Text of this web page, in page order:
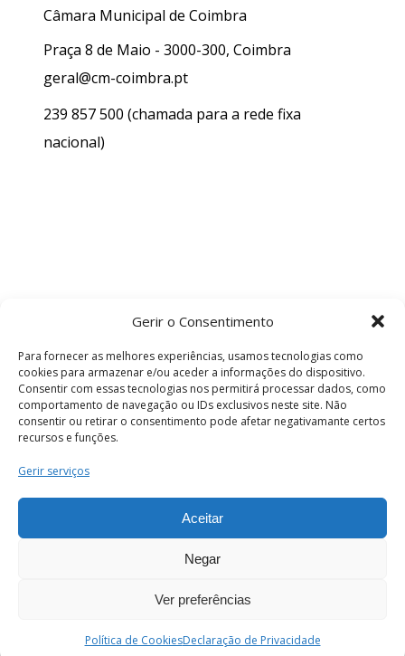
Gerir o Consentimento
Para fornecer as melhores experiências, usamos tecnologias como
cookies para armazenar e/ou aceder a informações do dispositivo.
Consentir com essas tecnologias nos permitirá processar dados, como
comportamento de navegação ou IDs exclusivos neste site. Não
consentir ou retirar o consentimento pode afetar negativamante certos
recursos e funções.
Gerir serviços
Aceitar
Negar
Ver preferências
Política de CookiesDeclaração de Privacidade
Câmara Municipal de Coimbra
Praça 8 de Maio - 3000-300, Coimbra
geral@cm-coimbra.pt
239 857 500 (chamada para a rede fixa
nacional)
Termos e Condições
os direitos reservados.